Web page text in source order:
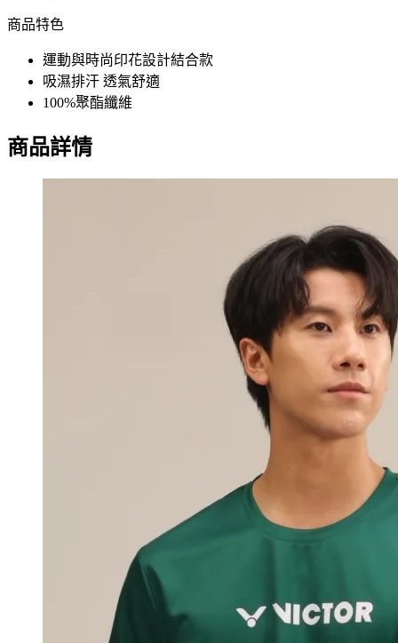
商品特色
運動與時尚印花設計結合款
吸濕排汗 透氣舒適
100%聚酯纖維
商品詳情